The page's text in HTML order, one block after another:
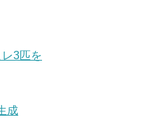
3匹を
成